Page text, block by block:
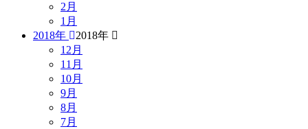
2月
1月
2018年
2018年
12月
11月
10月
9月
8月
7月